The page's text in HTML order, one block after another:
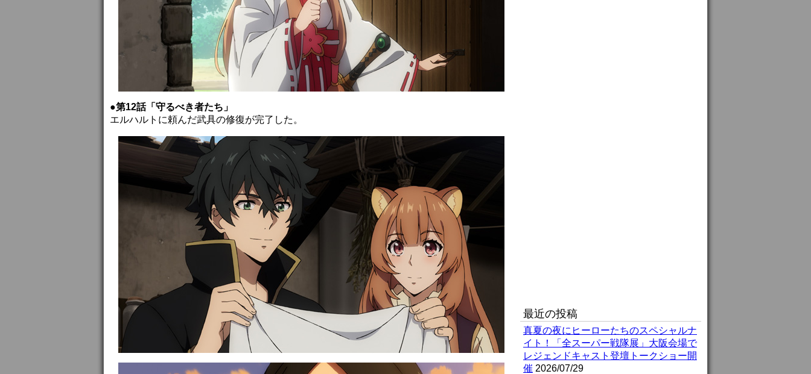
●第12話「守るべき者たち」
エルハルトに頼んだ武具の修復が完了した。
最近の投稿
真夏の夜にヒーローたちのスペシャルナ
イト！「全スーパー戦隊展」大阪会場で
レジェンドキャスト登壇トークショー開
催 2026/07/29